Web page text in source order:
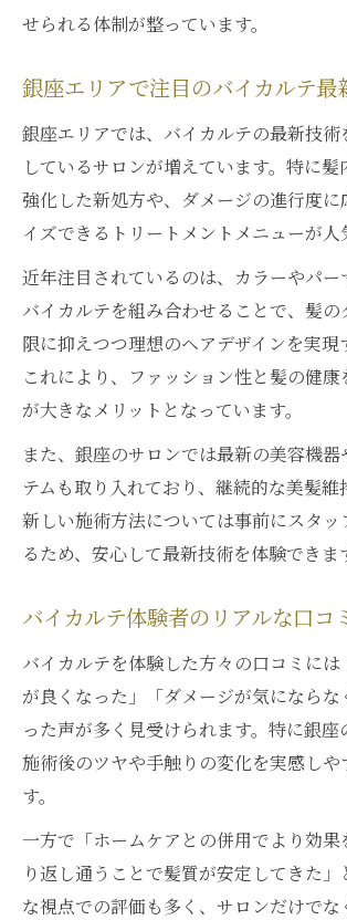
せられる体制が整っています。
銀座エリアで注目のバイカルテ最
銀座エリアでは、バイカルテの最新技術
しているサロンが増えています。特に
強化した新処方や、ダメージの進行度に
イズできるトリートメントメニューが人
近年注目されているのは、カラーやパー
バイカルテを組み合わせることで、髪の
限に抑えつつ理想のヘアデザインを実現
これにより、ファッション性と髪の健
が大きなメリットとなっています。
また、銀座のサロンでは最新の美容機器
テムも取り入れており、継続的な美髪維
新しい施術方法については事前にスタッ
るため、安心して最新技術を体験できま
バイカルテ体験者のリアルな口コ
バイカルテを体験した方々の口コミには
が良くなった」「ダメージが気にならな
った声が多く見受けられます。特に銀座
施術後のツヤや手触りの変化を実感しや
す。
一方で「ホームケアとの併用でより効
り返し通うことで髪質が安定してきた
な視点での評価も多く、サロンだけでな